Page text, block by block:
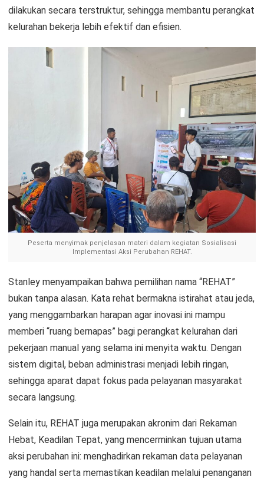
dilakukan secara terstruktur, sehingga membantu perangkat
kelurahan bekerja lebih efektif dan efisien.
Peserta menyimak penjelasan materi dalam kegiatan Sosialisasi
Implementasi Aksi Perubahan REHAT.
Stanley menyampaikan bahwa pemilihan nama “REHAT”
bukan tanpa alasan. Kata rehat bermakna istirahat atau jeda,
yang menggambarkan harapan agar inovasi ini mampu
memberi “ruang bernapas” bagi perangkat kelurahan dari
pekerjaan manual yang selama ini menyita waktu. Dengan
sistem digital, beban administrasi menjadi lebih ringan,
sehingga aparat dapat fokus pada pelayanan masyarakat
secara langsung.
Selain itu, REHAT juga merupakan akronim dari Rekaman
Hebat, Keadilan Tepat, yang mencerminkan tujuan utama
aksi perubahan ini: menghadirkan rekaman data pelayanan
yang handal serta memastikan keadilan melalui penanganan